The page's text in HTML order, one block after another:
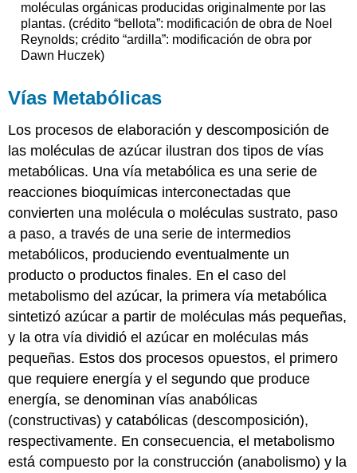
moléculas orgánicas producidas originalmente por las
plantas. (crédito “bellota”: modificación de obra de Noel
Reynolds; crédito “ardilla”: modificación de obra por
Dawn Huczek)
Vías Metabólicas
Los procesos de elaboración y descomposición de
las moléculas de azúcar ilustran dos tipos de vías
metabólicas. Una vía metabólica es una serie de
reacciones bioquímicas interconectadas que
convierten una molécula o moléculas sustrato, paso
a paso, a través de una serie de intermedios
metabólicos, produciendo eventualmente un
producto o productos finales. En el caso del
metabolismo del azúcar, la primera vía metabólica
sintetizó azúcar a partir de moléculas más pequeñas,
y la otra vía dividió el azúcar en moléculas más
pequeñas. Estos dos procesos opuestos, el primero
que requiere energía y el segundo que produce
energía, se denominan vías anabólicas
(constructivas) y catabólicas (descomposición),
respectivamente. En consecuencia, el metabolismo
está compuesto por la construcción (anabolismo) y la